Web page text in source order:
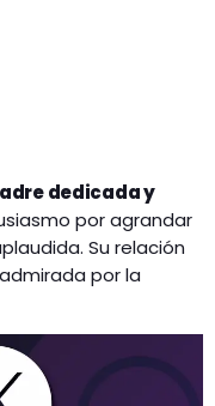
dedicada y
por agrandar
Su relación
por la